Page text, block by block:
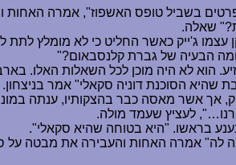
בשביל טופס האשפוז", אמרה האחות
שאלה.
עצמו ג'ייק כאשר החליט כי לא מומלץ
הבעיה של גברת קלנסבאום?"
הוא לא היה מוכן לכל השאלות האלו.
שהיא הסוכנת דוניה סקאלי" אמר בניצחון.
אך אשר מאסה כבר בהצקותיו, ענתה
…", לעציץ שעמד מולה.
בראשו. "היא בטוחה שהיא סקאלי".
לה" אמרה האחות והעבירה את מבטה על